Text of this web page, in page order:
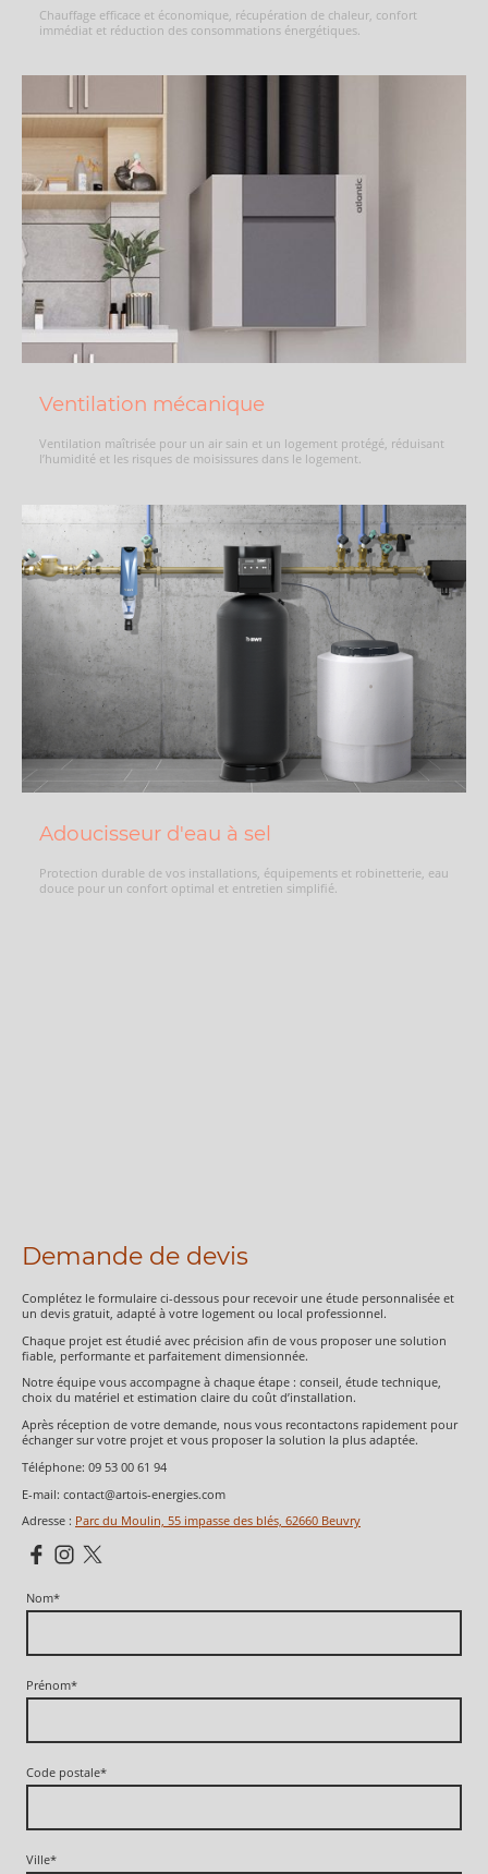
Chauffage efficace et économique, récupération de chaleur, confort
immédiat et réduction des consommations énergétiques.
Ventilation mécanique
Ventilation maîtrisée pour un air sain et un logement protégé, réduisant
l’humidité et les risques de moisissures dans le logement.
Adoucisseur d'eau à sel
Protection durable de vos installations, équipements et robinetterie, eau
douce pour un confort optimal et entretien simplifié.
Demande de devis
Complétez le formulaire ci-dessous pour recevoir une étude personnalisée et
un devis gratuit, adapté à votre logement ou local professionnel.
Chaque projet est étudié avec précision afin de vous proposer une solution
fiable, performante et parfaitement dimensionnée.
Notre équipe vous accompagne à chaque étape : conseil, étude technique,
choix du matériel et estimation claire du coût d’installation.
Après réception de votre demande, nous vous recontactons rapidement pour
échanger sur votre projet et vous proposer la solution la plus adaptée.
Téléphone: 09 53 00 61 94
E-mail: contact@artois-energies.com
Adresse : Parc du Moulin, 55 impasse des blés, 62660 Beuvry
Nom*
Prénom*
Code postale*
Ville*